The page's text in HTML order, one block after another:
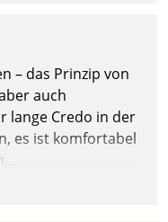
– das Prinzip von
auch
lange Credo in der
es ist komfortabel